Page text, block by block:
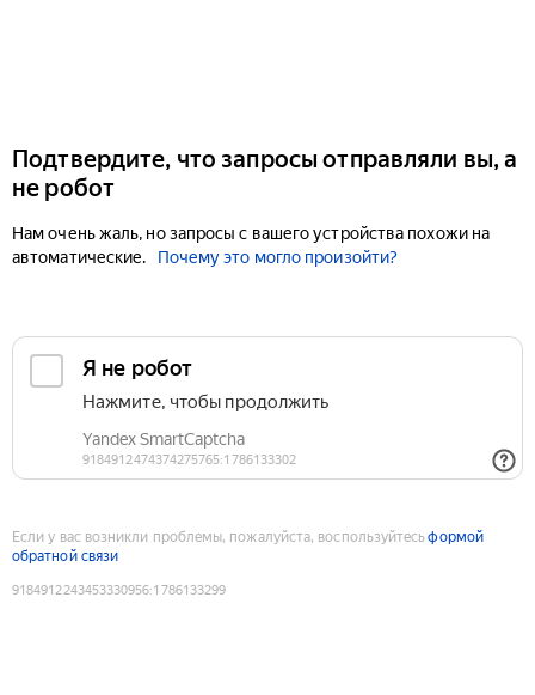
Подтвердите, что запросы отправляли вы, а
не робот
Нам очень жаль, но запросы с вашего устройства похожи на
автоматические.
Почему это могло произойти?
Если у вас возникли проблемы, пожалуйста, воспользуйтесьформой
обратной связи
9184912243453330956:1786133299